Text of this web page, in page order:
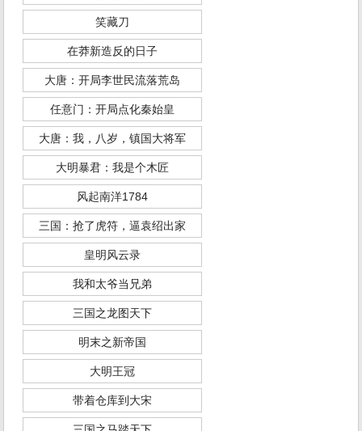
笑藏刀
在莽新造反的日子
大唐：开局李世民流落荒岛
任意门：开局点化秦始皇
大唐：我，八岁，镇国大将军
大明暴君：我是个木匠
风起南洋1784
三国：抢了虎符，逼袁绍出家
皇明风云录
我和太爷当兄弟
三国之龙图天下
明末之新帝国
大明王冠
带着仓库到大宋